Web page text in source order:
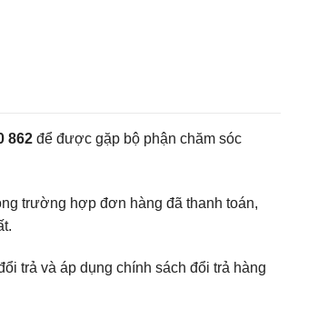
862 để được gặp bộ phận chăm sóc
trường hợp đơn hàng đã thanh toán,
trả và áp dụng chính sách đổi trả hàng